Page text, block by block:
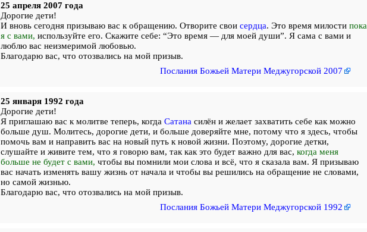
25 апреля 2007 года
Дорогие дети!
И вновь сегодня призываю вас к обращению. Отворите свои сердца. Это время милости пока
я с вами, используйте его. Скажите себе: “Это время — для моей души”. Я сама с вами и
люблю вас неизмеримой любовью.
Благодарю вас, что отозвались на мой призыв.
Послания Божьей Матери Меджугорской 2007
25 января 1992 года
Дорогие дети!
Я приглашаю вас к молитве теперь, когда Сатанасилён и желает захватить себе как можно
больше душ. Молитесь, дорогие дети, и больше доверяйте мне, потому что я здесь, чтобы
помочь вам и направить вас на новый путь к новой жизни. Поэтому, дорогие детки,
слушайте и живите тем, что я говорю вам, так как это будет важно для вас, когда меня
больше не будет с вами, чтобы вы помнили мои слова и всё, что я сказала вам. Я призываю
вас начать изменять вашу жизнь от начала и чтобы вы решились на обращение не словами,
но самой жизнью.
Благодарю вас, что отозвались на мой призыв.
Послания Божьей Матери Меджугорской 1992